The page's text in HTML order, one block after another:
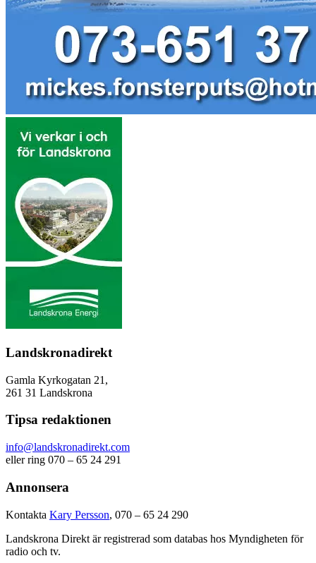
Landskronadirekt
Gamla Kyrkogatan 21,
261 31 Landskrona
Tipsa redaktionen
info@landskronadirekt.com
eller ring 070 – 65 24 291
Annonsera
Kontakta Kary Persson, 070 – 65 24 290
Landskrona Direkt är registrerad som databas hos Myndigheten för
radio och tv.